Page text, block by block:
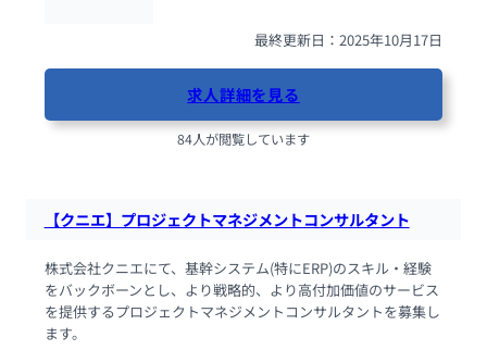
最終更新日：2025年10月17日
求人詳細を見る
84人が閲覧しています
【クニエ】プロジェクトマネジメントコンサルタント
株式会社クニエにて、基幹システム(特にERP)のスキル・経験
をバックボーンとし、より戦略的、より高付加価値のサービス
を提供するプロジェクトマネジメントコンサルタントを募集し
ます。